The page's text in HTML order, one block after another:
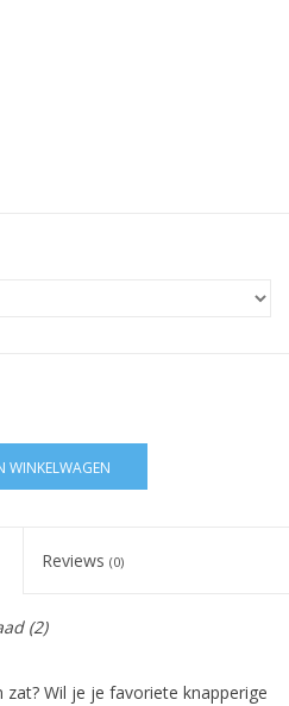
WINKELWAGEN
Reviews (0)
(2)
Wil je je favoriete knapperige